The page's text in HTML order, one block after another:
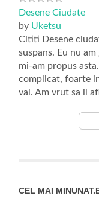
Desene Ciudate
by Uketsu
Cititi Desene
suspans. Eu nu
mi-am propus
complicat, foarte
val. Am vrut sa il
CEL MAI